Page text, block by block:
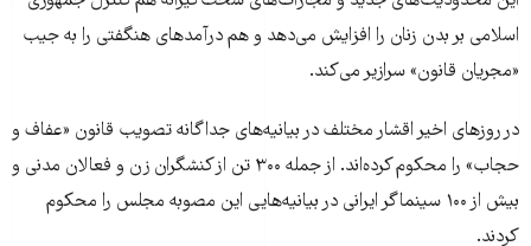
اسلامی بر بدن زنان را افزایش می‌دهد و هم درآمدهای هنگفتی را به جیب
«مجریان قانون» سرازیر می‌کند.
در روزهای اخیر اقشار مختلف در بیانیه‌های جداگانه تصویب قانون «عفاف و
حجاب» را محکوم کرده‌اند. از جمله ۳۰۰ تن از کنشگران زن و فعالان مدنی و
بیش از ۱۰۰ سینماگر ایرانی در بیانیه‌هایی این مصوبه مجلس را محکوم
کردند.